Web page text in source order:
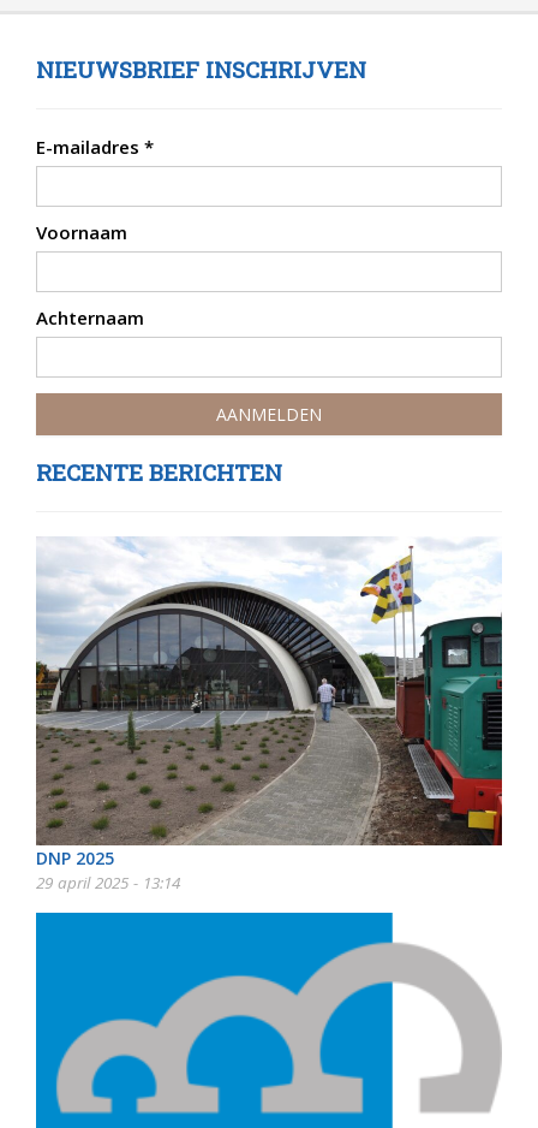
NIEUWSBRIEF INSCHRIJVEN
E-mailadres *
Voornaam
Achternaam
RECENTE BERICHTEN
DNP 2025
29 april 2025 - 13:14